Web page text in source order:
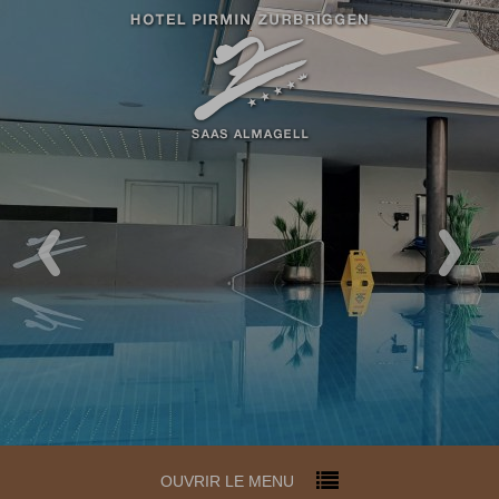
OUVRIR LE MENU
Code promotionnel
Vous pouvez faire valoir ici vos
codes promotionnels ou chèques-
cadeaux.
Les codes suivants sont